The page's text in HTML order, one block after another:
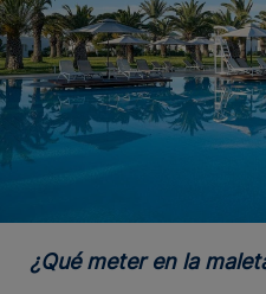
¿Qué meter en la